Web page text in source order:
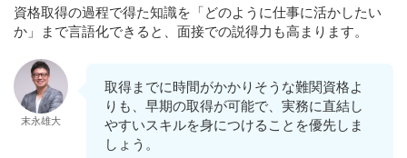
資格取得の過程で得た知識を「どのように仕事に活かしたい
か」まで言語化できると、面接での説得力も高まります。
末永雄大
取得までに時間がかかりそうな難関資格よ
りも、早期の取得が可能で、実務に直結し
やすいスキルを身につけることを優先しま
しょう。